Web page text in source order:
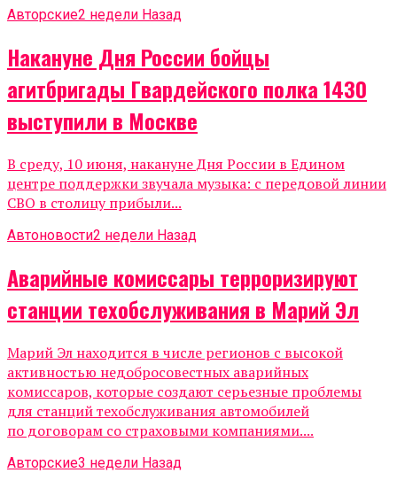
Авторские2 недели Назад
Накануне Дня России бойцы
агитбригады Гвардейского полка 1430
выступили в Москве
В среду, 10 июня, накануне Дня России в Едином
центре поддержки звучала музыка: с передовой линии
СВО в столицу прибыли...
Автоновости2 недели Назад
Аварийные комиссары терроризируют
станции техобслуживания в Марий Эл
Марий Эл находится в числе регионов с высокой
активностью недобросовестных аварийных
комиссаров, которые создают серьезные проблемы
для станций техобслуживания автомобилей
по договорам со страховыми компаниями....
Авторские3 недели Назад